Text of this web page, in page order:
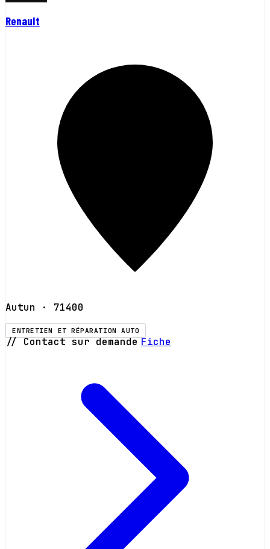
Renault
Autun · 71400
ENTRETIEN ET RÉPARATION AUTO
// Contact sur demande Fiche